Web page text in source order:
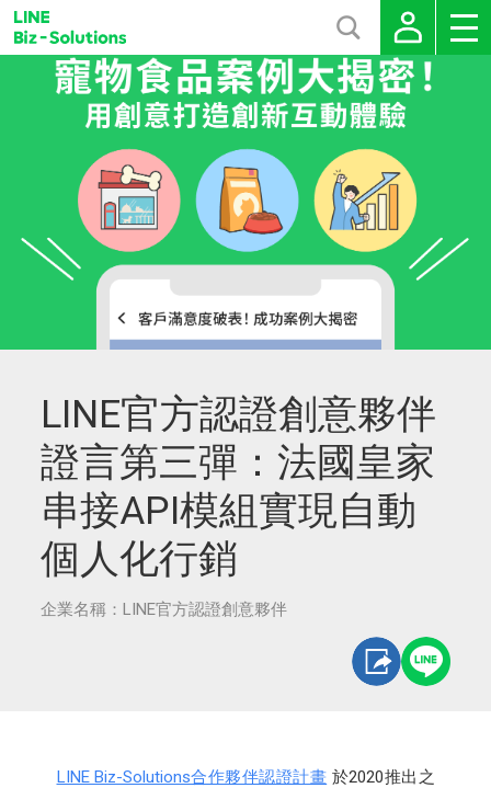
LINE官方認證創意夥伴
證言第三彈：法國皇家
串接API模組實現自動
個人化行銷
企業名稱：LINE官方認證創意夥伴
LINE Biz-Solutions合作夥伴認證計畫 於2020推出之